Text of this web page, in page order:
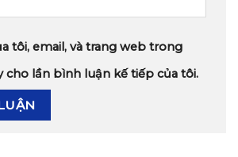
tôi, email, và trang web trong
cho lần bình luận kế tiếp của tôi.